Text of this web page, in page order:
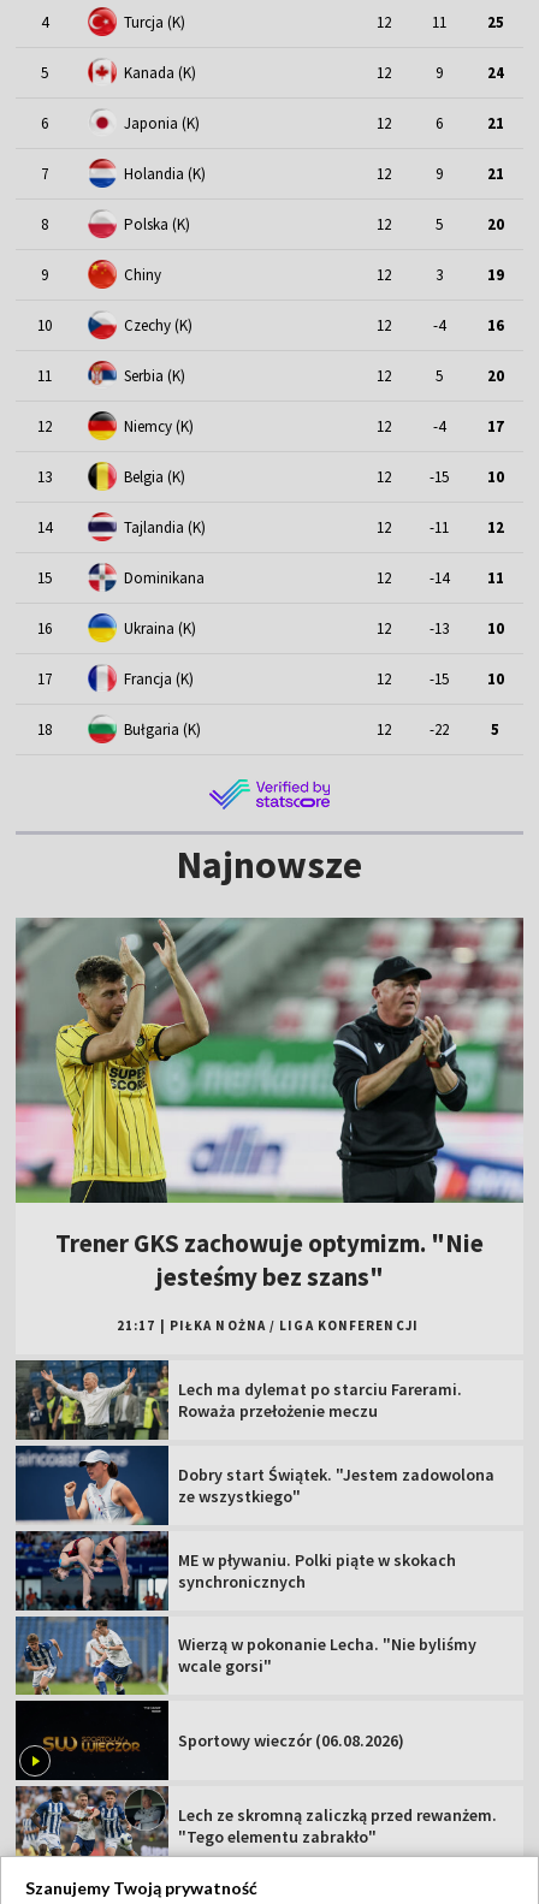
4 Turcja (K) 12 11 25
5 Kanada (K) 12 9 24
6 Japonia (K) 12 6 21
7 Holandia (K) 12 9 21
8 Polska (K) 12 5 20
9 Chiny 12 3 19
10 Czechy (K) 12 -4 16
11 Serbia (K) 12 5 20
12 Niemcy (K) 12 -4 17
13 Belgia (K) 12 -15 10
14 Tajlandia (K) 12 -11 12
15 Dominikana 12 -14 11
16 Ukraina (K) 12 -13 10
17 Francja (K) 12 -15 10
18 Bułgaria (K) 12 -22 5
Najnowsze
Trener GKS zachowuje optymizm. "Nie
jesteśmy bez szans"
21:17 PIŁKA NOŻNA / LIGA KONFERENCJI
Lech ma dylemat po starciu Farerami.
Roważa przełożenie meczu
Dobry start Świątek. "Jestem zadowolona
ze wszystkiego"
ME w pływaniu. Polki piąte w skokach
synchronicznych
Wierzą w pokonanie Lecha. "Nie byliśmy
wcale gorsi"
Sportowy wieczór (06.08.2026)
Lech ze skromną zaliczką przed rewanżem.
"Tego elementu zabrakło"
Szanujemy Twoją prywatność